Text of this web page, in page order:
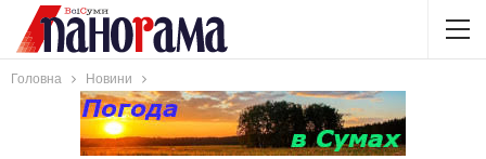
Головна Новини